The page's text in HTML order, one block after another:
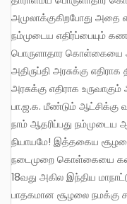
அமுலாக்குகிறபோது அதை
நம்முடைய எதிர்ப்பையும்
பொருளாதார கொள்கையை
அதிருப்தி அரசுக்கு
அரசுக்கு எதிராக
பா.ஜ.க. மீண்டும் ஆட்சிக்கு
நாம் ஆதரிப்பது
நியாயமே! இத்தகைய
நடைமுறை கொள்கையை
18வது அகில இந்திய
பாதகமான சூழலை நமக்கு